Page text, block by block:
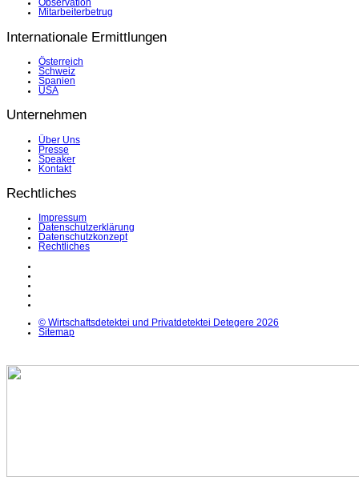
Observation
Mitarbeiterbetrug
Internationale Ermittlungen
Österreich
Schweiz
Spanien
USA
Unternehmen
Über Uns
Presse
Speaker
Kontakt
Rechtliches
Impressum
Datenschutzerklärung
Datenschutzkonzept
Rechtliches
© Wirtschaftsdetektei und Privatdetektei Detegere 2026
Sitemap